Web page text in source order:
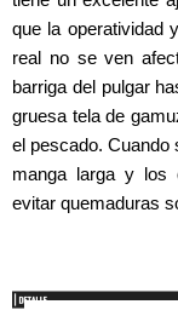
que la operatividad
real no se ven
barriga del pulgar
gruesa tela de
el pescado. Cuando
manga larga y los
evitar quemaduras